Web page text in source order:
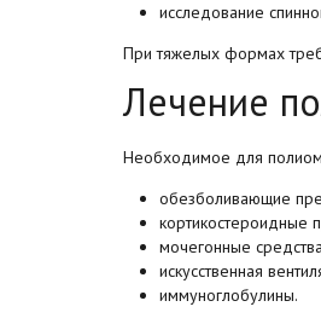
исследование
При тяжелых формах
Лечение
Необходимое для
обезболивающие
кортикостероидные
мочегонные
искусственная
иммуноглобулины.